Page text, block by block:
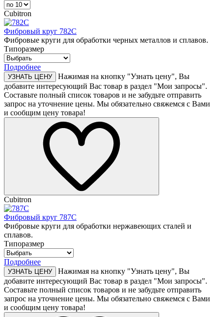
Cubitron
Фибровый круг 782С
Фибровые круги для обработки черных металлов и сплавов.
Типоразмер
Подробнее
УЗНАТЬ ЦЕНУ
Нажимая на кнопку "Узнать цену", Вы
добавите интересующий Вас товар в раздел "Мои запросы".
Составьте полный список товаров и не забудьте отправить
запрос на уточнение цены. Мы обязательно свяжемся с Вами
и сообщим цену товара!
Cubitron
Фибровый круг 787С
Фибровые круги для обработки нержавеющих сталей и
сплавов.
Типоразмер
Подробнее
УЗНАТЬ ЦЕНУ
Нажимая на кнопку "Узнать цену", Вы
добавите интересующий Вас товар в раздел "Мои запросы".
Составьте полный список товаров и не забудьте отправить
запрос на уточнение цены. Мы обязательно свяжемся с Вами
и сообщим цену товара!